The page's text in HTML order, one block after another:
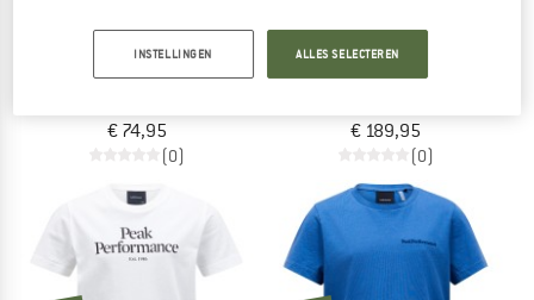
PEAK PERFORMANCE
Kid's Junior Original Hood
€ 74,95
(0)
PEAK PERFORMANCE
Kid's Helium Down Hood Jacket
€ 189,95
(0)
INSTELLINGEN ALLES SELECTEREN